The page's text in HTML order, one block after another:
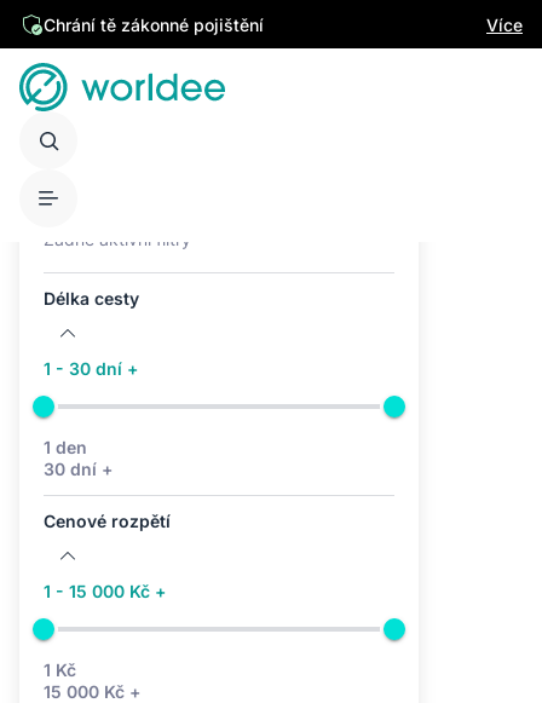
Chrání tě zákonné pojištění Více
Žádné aktivní filtry
Délka cesty
1 - 30 dní +
1 den
30 dní +
Cenové rozpětí
1 - 15 000 Kč +
1 Kč
15 000 Kč +